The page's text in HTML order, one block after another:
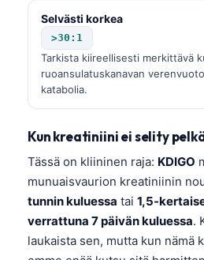
Selvästi korkea
>30:1
Tarkista kiireellisesti merkittävä
ruoansulatuskanavan
katabolia.
Kun kreatiniini ei selity
Tässä on kliininen raja: KDIGO
munuaisvaurion kreatiniinin
tunnin kuluessa tai 1,5-
verrattuna 7 päivän kuluessa.
laukaista sen, mutta kun nämä